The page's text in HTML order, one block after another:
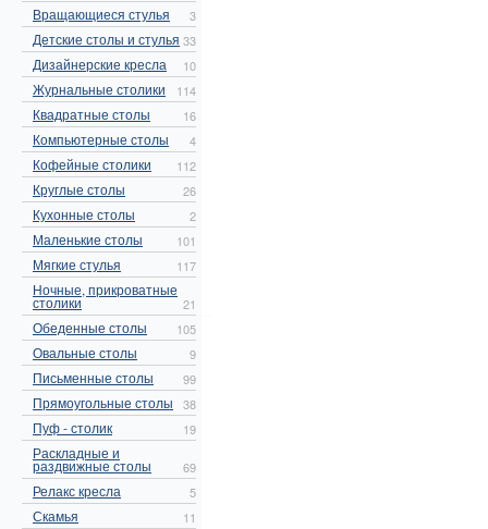
Вращающиеся стулья 3
Детские столы и стулья 33
Дизайнерские кресла 10
Журнальные столики 114
Квадратные столы 16
Компьютерные столы 4
Кофейные столики 112
Круглые столы 26
Кухонные столы 2
Маленькие столы 101
Мягкие стулья 117
Ночные, прикроватные
столики 21
Обеденные столы 105
Овальные столы 9
Письменные столы 99
Прямоугольные столы 38
Пуф - столик 19
Раскладные и
раздвижные столы 69
Релакс кресла 5
Скамья 11